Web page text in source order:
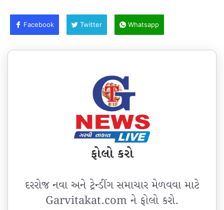
Facebook Twitter Whatsapp
ફોલો કરો
દરરોજ નવા અને ટ્રેન્ડીંગ સમાચાર મેળવવા માટે
Garvitakat.com ને ફોલો કરો.